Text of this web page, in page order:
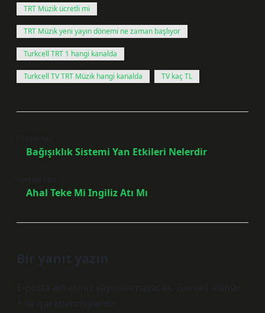
TRT Müzik ücretli mi
TRT Müzik yeni yayın dönemi ne zaman başlıyor
Turkcell TRT 1 hangi kanalda
Turkcell TV TRT Müzik hangi kanalda TV kaç TL
Önceki Yazı
Bağışıklık Sistemi Yan Etkileri Nelerdir
Sonraki Yazı
Ahal Teke Mi Ingiliz Atı Mı
Bir yanıt yazın
E-posta adresiniz yayınlanmayacak. Gerekli alanlar
*
ile işaretlenmişlerdir